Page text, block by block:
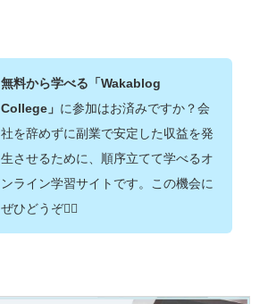
無料から学べる「Wakablog
College」 に参加はお済みですか？会
社を辞めずに副業で安定した収益を発
生させるために、順序立てて学べるオ
ンライン学習サイトです。この機会に
ぜひどうぞ💁‍♂️